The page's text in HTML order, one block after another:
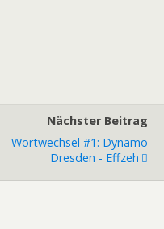
Nächster Beitrag
Wortwechsel #1: Dynamo
Dresden - Effzeh